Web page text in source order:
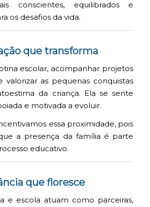
conscientes, equilibrados e
os desafios da vida.
que transforma
escolar, acompanhar projetos
valorizar as pequenas conquistas
da criança. Ela se sente
e motivada a evoluir.
essa proximidade, pois
a presença da família é parte
educativo.
que floresce
e escola atuam como parceiras,